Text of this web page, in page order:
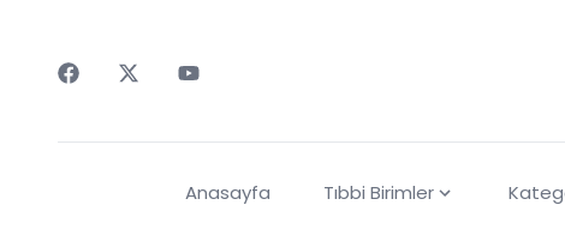
Anasayfa Tıbbi Birimler